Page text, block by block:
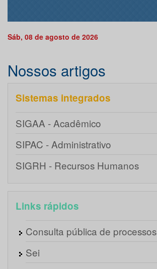
Sáb, 08 de agosto de 2026
Nossos artigos
Sistemas integrados
SIGAA - Acadêmico
SIPAC - Administrativo
SIGRH - Recursos Humanos
Links rápidos
Consulta pública de processos
Sei